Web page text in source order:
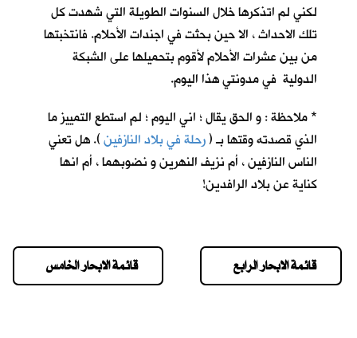
لكني لم اتذكرها خلال السنوات الطويلة التي شهدت كل
تلك الاحداث ، الا حين بحثت في اجندات الأحلام. فانتخبتها
من بين عشرات الأحلام لأقوم بتحميلها على الشبكة
الدولية في مدونتي هذا اليوم.
* ملاحظة : و الحق يقال ؛ اني اليوم ؛ لم استطع التمييز ما
الذي قصدته وقتها بـ (رحلة في بلاد النازفين). هل تعني
الناس النازفين ، أم نزيف النهرين و نضوبهما ، أم انها
كناية عن بلاد الرافدين!
قائمة الابحار الخامس قائمة الابحار الرابع